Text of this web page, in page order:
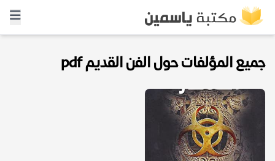
جميع المؤلفات حول الفن القديم pdf